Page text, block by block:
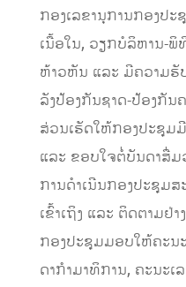
ກອງເລຂານຸການກອງປ
ເນື້ອໃນ, ວຽກບໍລິຫານ-
ຫ້າວຫັນ ແລະ ມີຄວາມຮັ
ລັງປ້ອງກັນຊາດ-ປ້ອງກັ
ສ່ວນເຮັດໃຫ້ກອງປະຊຸມ
ແລະ ຂອບໃຈຕໍ່ບັນດາສື່ມ
ການດໍາເນີນກອງປະຊຸມສ
ເຂົ້າເຖິງ ແລະ ຕິດຕາມຢ່າ
ກອງປະຊຸມມອບໃຫ້ຄະນ
ດາກໍາມາທິການ, ຄະນະເ